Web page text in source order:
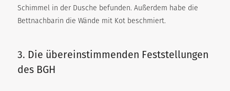
Schimmel in der Dusche befunden. Außerdem habe die
Bettnachbarin die Wände mit Kot beschmiert.
3. Die übereinstimmenden Feststellungen
des BGH